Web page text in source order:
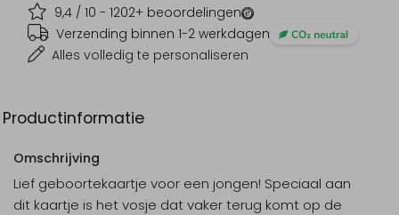
9,4 / 10 - 1202+ beoordelingen
Verzending binnen 1-2 werkdagen
Alles volledig te personaliseren
Productinformatie
Omschrijving
Lief geboortekaartje voor een jongen! Speciaal aan
dit kaartje is het vosje dat vaker terug komt op de